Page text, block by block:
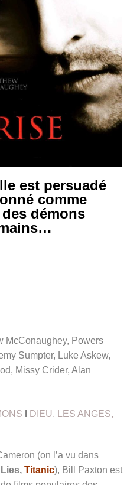
est persuadé
comme
démons
McConaughey, Powers
Sumpter, Luke Askew,
Missy Crider, Alan
DIEU, LES ANGES,
(on l’a vu dans
Titanic), Bill Paxton est